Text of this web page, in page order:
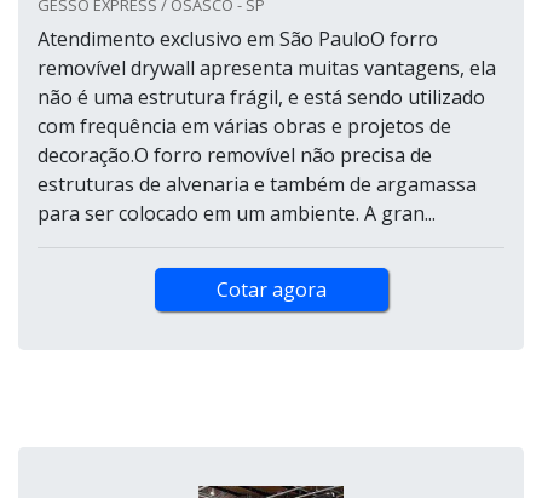
GESSO EXPRESS / OSASCO - SP
Atendimento exclusivo em São PauloO forro
removível drywall apresenta muitas vantagens, ela
não é uma estrutura frágil, e está sendo utilizado
com frequência em várias obras e projetos de
decoração.O forro removível não precisa de
estruturas de alvenaria e também de argamassa
para ser colocado em um ambiente. A gran...
Cotar agora